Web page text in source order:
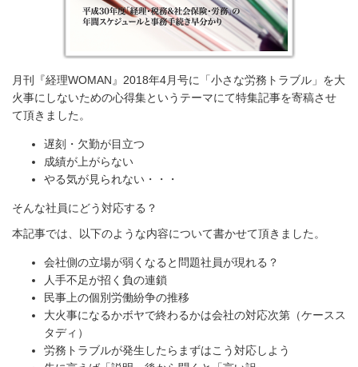
月刊『経理WOMAN』2018年4月号に「小さな労務トラブル」を大
火事にしないための心得集というテーマにて特集記事を寄稿させ
て頂きました。
遅刻・欠勤が目立つ
成績が上がらない
やる気が見られない・・・
そんな社員にどう対応する？
本記事では、以下のような内容について書かせて頂きました。
会社側の立場が弱くなると問題社員が現れる？
人手不足が招く負の連鎖
民事上の個別労働紛争の推移
大火事になるかボヤで終わるかは会社の対応次第（ケースス
タディ）
労務トラブルが発生したらまずはこう対応しよう